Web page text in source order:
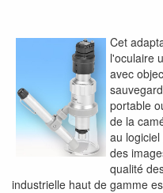
Cet
l'oculaire
avec
portable
de la
au
des
qualité
industrielle haut de gamme